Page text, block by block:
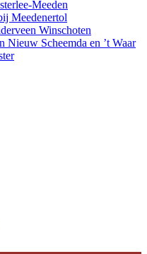
Meeden
Meedenertol
Winschoten
Nieuw Scheemda en ’t Waar